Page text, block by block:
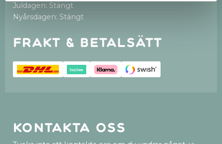
Juldagen: Stängt
Nyårsdagen: Stängt
Frakt & betalsätt
Kontakta oss